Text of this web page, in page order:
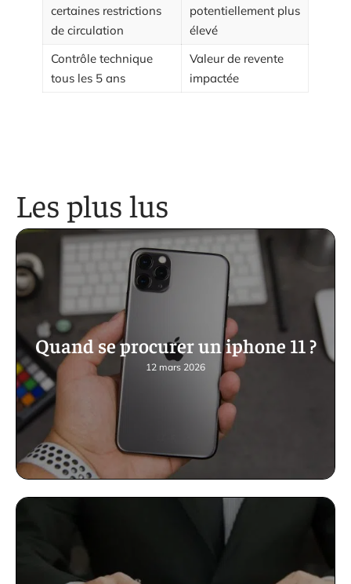
certaines restrictions
de circulation
potentiellement plus
élevé
Contrôle technique
tous les 5 ans
Valeur de revente
impactée
Les plus lus
Quand se procurer un iphone 11 ?
12 mars 2026